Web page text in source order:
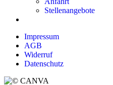
Stellenangebote
Impressum
AGB
Widerruf
Datenschutz